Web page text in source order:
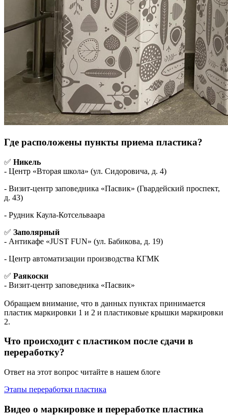
Где расположены пункты приема пластика?
✅ Никель
- Центр «Вторая школа» (ул. Сидоровича, д. 4)
- Визит-центр заповедника «Пасвик» (Гвардейский проспект,
д. 43)
- Рудник Каула-Котсельваара
✅ Заполярный
- Антикафе «JUST FUN» (ул. Бабикова, д. 19)
- Центр автоматизации производства КГМК
✅ Раякоски
- Визит-центр заповедника «Пасвик»
Обращаем внимание, что в данных пунктах принимается
пластик маркировки 1 и 2 и пластиковые крышки маркировки
2.
Что происходит с пластиком после сдачи в
переработку?
Ответ на этот вопрос читайте в нашем блоге
Этапы переработки пластика
Видео о маркировке и переработке пластика